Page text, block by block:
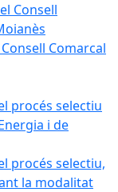
Consell
Comarcal
procés selectiu
i de
procés selectiu,
la modalitat